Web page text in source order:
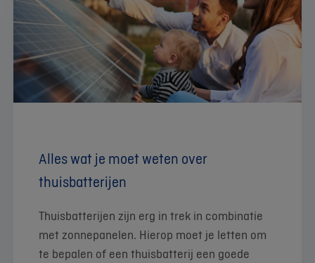
Alles wat je moet weten over
thuisbatterijen
Thuisbatterijen zijn erg in trek in combinatie
met zonnepanelen. Hierop moet je letten om
te bepalen of een thuisbatterij een goede